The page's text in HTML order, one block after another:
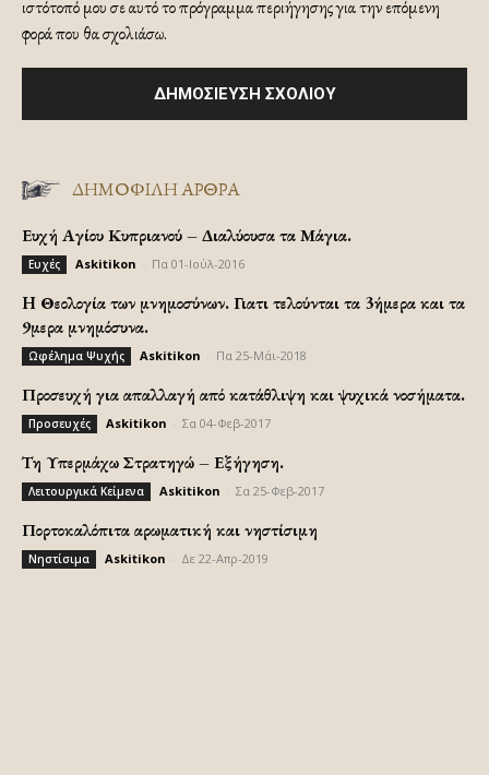
ιστότοπό μου σε αυτό το πρόγραμμα περιήγησης για την επόμενη
φορά που θα σχολιάσω.
ΔΗΜΟΦΙΛΗ ΑΡΘΡΑ
Ευχή Αγίου Κυπριανού – Διαλύουσα τα Μάγια.
Ευχές Askitikon Πα 01-Ιούλ-2016
H Θεολογία των μνημοσύνων. Γιατι τελούνται τα 3ήμερα και τα
9μερα μνημόσυνα.
Ωφέλημα Ψυχής Askitikon Πα 25-Μάι-2018
Προσευχή για απαλλαγή από κατάθλιψη και ψυχικά νοσήματα.
Προσευχές Askitikon Σα 04-Φεβ-2017
Τη Υπερμάχω Στρατηγώ – Εξήγηση.
Λειτουργικά Κείμενα Askitikon Σα 25-Φεβ-2017
Πορτοκαλόπιτα αρωματική και νηστίσιμη
Νηστίσιμα Askitikon Δε 22-Απρ-2019